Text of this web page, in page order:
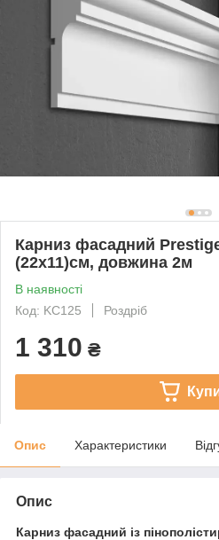
Карниз фасадний
(22х11)см, довжина 2м
В наявності
Код: KC125
Роздріб
1 310 ₴
Опис Характеристики
Опис
Карниз фасадний із